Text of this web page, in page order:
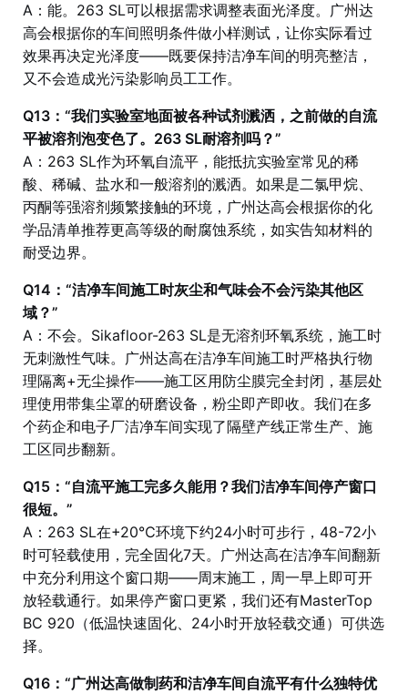
A：能。263 SL可以根据需求调整表面光泽度。广州达
高会根据你的车间照明条件做小样测试，让你实际看过
效果再决定光泽度——既要保持洁净车间的明亮整洁，
又不会造成光污染影响员工工作。
Q13：“我们实验室地面被各种试剂溅洒，之前做的自流
平被溶剂泡变色了。263 SL耐溶剂吗？”
A：263 SL作为环氧自流平，能抵抗实验室常见的稀
酸、稀碱、盐水和一般溶剂的溅洒。如果是二氯甲烷、
丙酮等强溶剂频繁接触的环境，广州达高会根据你的化
学品清单推荐更高等级的耐腐蚀系统，如实告知材料的
耐受边界。
Q14：“洁净车间施工时灰尘和气味会不会污染其他区
域？”
A：不会。Sikafloor-263 SL是无溶剂环氧系统，施工时
无刺激性气味。广州达高在洁净车间施工时严格执行物
理隔离+无尘操作——施工区用防尘膜完全封闭，基层处
理使用带集尘罩的研磨设备，粉尘即产即收。我们在多
个药企和电子厂洁净车间实现了隔壁产线正常生产、施
工区同步翻新。
Q15：“自流平施工完多久能用？我们洁净车间停产窗口
很短。”
A：263 SL在+20℃环境下约24小时可步行，48-72小
时可轻载使用，完全固化7天。广州达高在洁净车间翻新
中充分利用这个窗口期——周末施工，周一早上即可开
放轻载通行。如果停产窗口更紧，我们还有MasterTop
BC 920（低温快速固化、24小时开放轻载交通）可供选
择。
Q16：“广州达高做制药和洁净车间自流平有什么独特优